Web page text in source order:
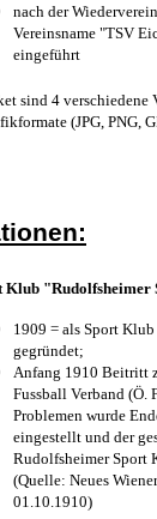
nach der
Vereinsname "TSV
eingeführt
sind 4 verschiedene
(JPG, PNG,
Klub "Rudolfsheimer
1909 = als Sport
gegründet;
Anfang 1910 Beitritt
Fussball Verband (Ö.
Problemen wurde
eingestellt und der
Rudolfsheimer Sport
(Quelle: Neues
01.10.1910)